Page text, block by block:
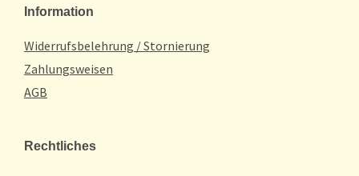
Information
Widerrufsbelehrung / Stornierung
Zahlungsweisen
AGB
Rechtliches